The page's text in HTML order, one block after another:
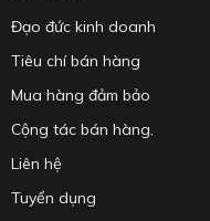
Đạo đức kinh doanh
Tiêu chí bán hàng
Mua hàng đảm bảo
Cộng tác bán hàng.
Liên hệ
Tuyển dụng